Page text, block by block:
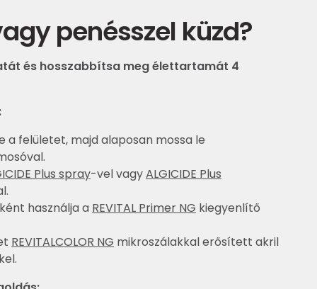
penésszel küzd?
és hosszabbítsa meg élettartamát 4
a felületet, majd alaposan mossa le
Plus spray-vel vagyALGICIDE Plus
használja a REVITAL Primer NG kiegyenlítő
REVITALCOLOR NG mikroszálakkal erősített akril